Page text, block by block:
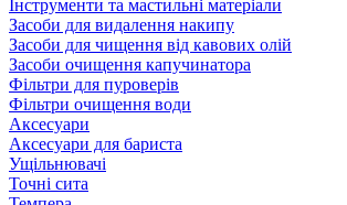
Інструменти та мастильні матеріали
Засоби для видалення накипу
Засоби для чищення від кавових олій
Засоби очищення капучинатора
Фільтри для пуроверів
Фільтри очищення води
Аксесуари
Аксесуари для бариста
Ущільнювачі
Точні сита